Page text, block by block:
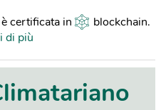
certificata in blockchain.
di più